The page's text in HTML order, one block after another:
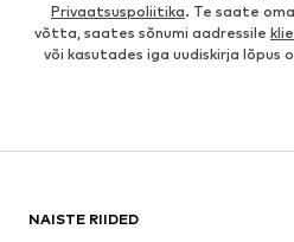
Privaatsuspoliitika. Te saate
võtta, saates sõnumi aadressile
või kasutades iga uudiskirja
NAISTE RIIDED